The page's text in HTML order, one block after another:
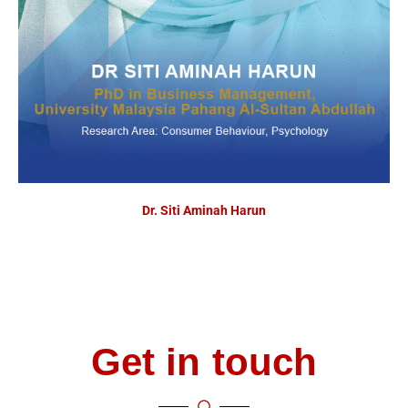
Dr. Siti Aminah Harun
Get in touch